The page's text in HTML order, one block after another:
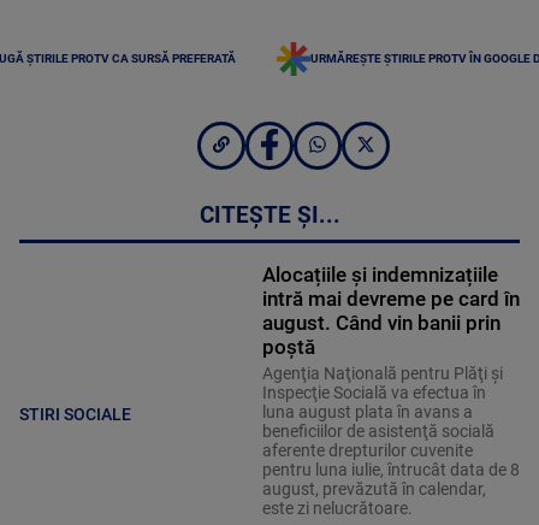
ȘTIRILE PROTV CA SURSĂ PREFERATĂ URMĂREȘTE ȘTIRILE PROTV ÎN GOOGLE
CITEȘTE ȘI...
STIRI SOCIALE
Alocațiile și indemnizațiile
intră mai devreme pe card în
august. Când vin banii prin
poștă
Agenţia Naţională pentru Plăţi şi
Inspecţie Socială va efectua în
luna august plata în avans a
beneficiilor de asistenţă socială
aferente drepturilor cuvenite
pentru luna iulie, întrucât data de 8
august, prevăzută în calendar,
este zi nelucrătoare.